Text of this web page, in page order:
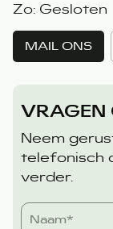
Zo: Gesloten
MAIL ONS
VRAGEN
Neem
telefonisch
verder.